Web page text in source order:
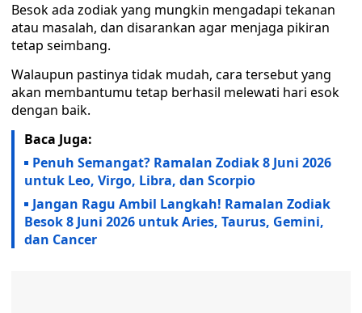
Besok ada zodiak yang mungkin mengadapi tekanan
atau masalah, dan disarankan agar menjaga pikiran
tetap seimbang.
Walaupun pastinya tidak mudah, cara tersebut yang
akan membantumu tetap berhasil melewati hari esok
dengan baik.
Baca Juga:
Penuh Semangat? Ramalan Zodiak 8 Juni 2026
untuk Leo, Virgo, Libra, dan Scorpio
Jangan Ragu Ambil Langkah! Ramalan Zodiak
Besok 8 Juni 2026 untuk Aries, Taurus, Gemini,
dan Cancer